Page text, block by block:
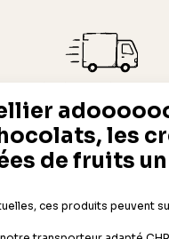
Livraison rapide 24/48h
Offerte dès 69 € en point